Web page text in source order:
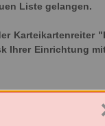
Liste gelangen.
Karteikartenreiter
Ihrer Einrichtung